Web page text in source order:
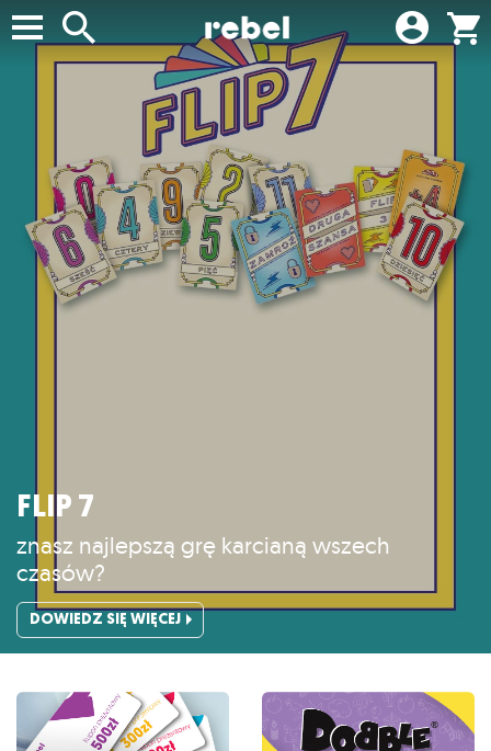
FLIP 7
znasz najlepszą grę karcianą wszech
czasów?
DOWIEDZ SIĘ WIĘCEJ